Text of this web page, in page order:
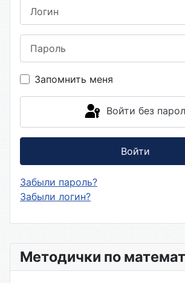
Методички по
Запомнить меня
Войти без
Войти
Забыли пароль?
Забыли логин?